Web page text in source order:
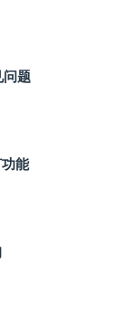
题
能